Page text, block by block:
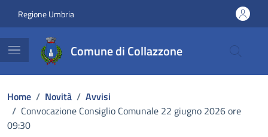
Regione Umbria
Comune di Collazzone
Home / Novità / Avvisi
/ Convocazione Consiglio Comunale 22 giugno 2026 ore
09:30